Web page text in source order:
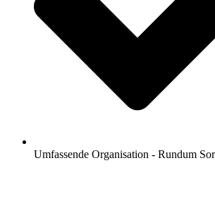
Umfassende Organisation - Rundum